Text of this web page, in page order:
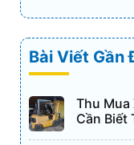
Bài Viết Gần
Thu Mua
Cần Biết